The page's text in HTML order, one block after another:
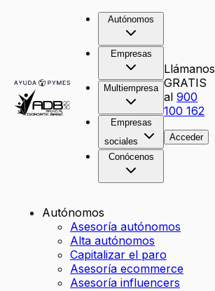
Autónomos
Empresas
Multiempresa
Empresas
sociales
Conócenos
Llámanos
GRATIS
al900
100 162
Acceder
Autónomos
Asesoría autónomos
Alta autónomos
Capitalizar el paro
Asesoría ecommerce
Asesoría influencers